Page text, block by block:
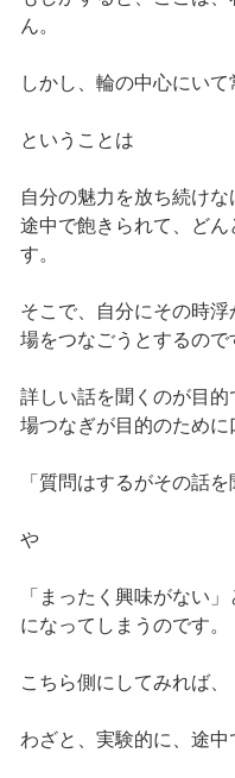
ん。
しかし、輪の中心にいて
ということは
自分の魅力を放ち続けな
途中で飽きられて、どん
す。
そこで、自分にその時
場をつなごうとするので
詳しい話を聞くのが目的
場つなぎが目的のため
「質問はするがその話を
や
「まったく興味がない
になってしまうのです。
こちら側にしてみれば、
わざと、実験的に、途中